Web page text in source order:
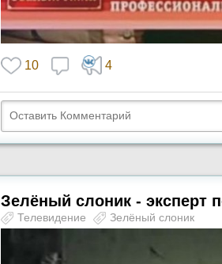
10 4
Зелёный слоник - эксперт
Телевидение Зелёный слоник